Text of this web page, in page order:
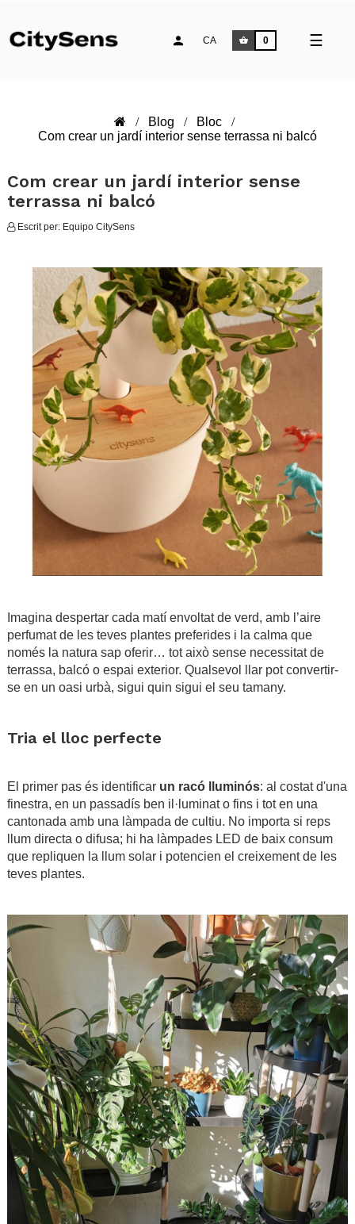
☰
CA 0
Blog
Bloc
Com crear un jardí interior sense terrassa ni balcó
Com crear un jardí interior sense
terrassa ni balcó
Escrit per: Equipo CitySens
Imagina despertar cada matí envoltat de verd, amb l’aire
perfumat de les teves plantes preferides i la calma que
només la natura sap oferir… tot això sense necessitat de
terrassa, balcó o espai exterior. Qualsevol llar pot convertir-
se en un oasi urbà, sigui quin sigui el seu tamany.
Tria el lloc perfecte
El primer pas és identificar un racó lluminós: al costat d'una
finestra, en un passadís ben il·luminat o fins i tot en una
cantonada amb una làmpada de cultiu. No importa si reps
llum directa o difusa; hi ha làmpades LED de baix consum
que repliquen la llum solar i potencien el creixement de les
teves plantes.